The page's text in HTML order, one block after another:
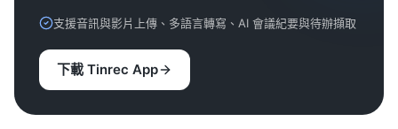
支援音訊與影片上傳、多語言轉寫、AI 會議紀要與待辦擷取
下載 Tinrec App